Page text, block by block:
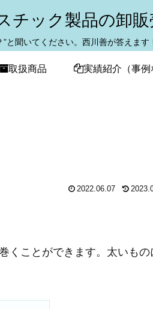
チック製品の卸
”と聞いてください。西川善が答えます
取扱商品 実績紹介（事例
2022.06.07
くことができます。太いもの